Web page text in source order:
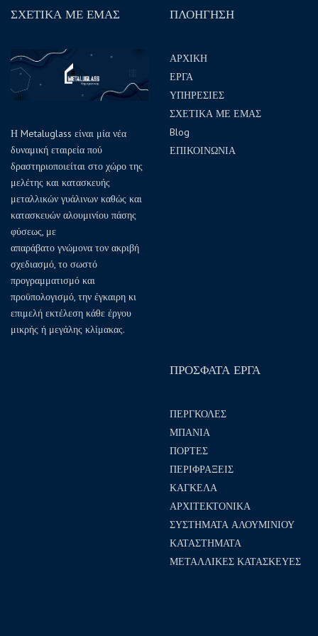
ΣΧΕΤΙΚΑ ΜΕ ΕΜΑΣ
Η Metaluglass είναι μία νέα
δυναμική εταιρεία πού
δραστηριοποιείται στο χώρο της
μελέτης και κατασκευής
μεταλλικών γυάλινων καθώς και
κατασκευών αλουμινίου πάσης
φύσεως, με
απαράβατο γνώμονα τον ακριβή
σχεδιασμό, το σωστό
προγραμματισμό και
προϋπολογισμό, την έγκαιρη κι
επιμελή εκτέλεση κάθε έργου
μικρής ή μεγάλης κλίμακας.
ΠΛΟΗΓΗΣΗ
ΑΡΧΙΚΗ
ΕΡΓΑ
ΥΠΗΡΕΣΙΕΣ
ΣΧΕΤΙΚΑ ΜΕ ΕΜΑΣ
Blog
ΕΠΙΚΟΙΝΩΝΙΑ
ΠΡΟΣΦΑΤΑ ΕΡΓΑ
ΠΕΡΓΚΟΛΕΣ
ΜΠΑΝΙΑ
ΠΟΡΤΕΣ
ΠΕΡΙΦΡΑΞΕΙΣ
ΚΑΓΚΕΛΑ
ΑΡΧΙΤΕΚΤΟΝΙΚΑ
ΣΥΣΤΗΜΑΤΑ ΑΛΟΥΜΙΝΙΟΥ
ΚΑΤΑΣΤΗΜΑΤΑ
ΜΕΤΑΛΛΙΚΕΣ ΚΑΤΑΣΚΕΥΕΣ